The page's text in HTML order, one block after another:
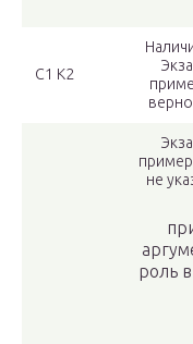
С1 К2
не
роль